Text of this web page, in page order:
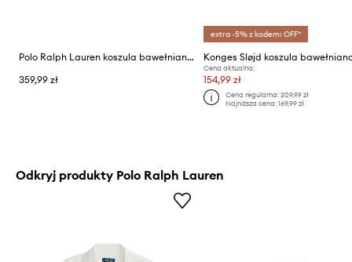
Polo Ralph Lauren koszula bawełniana dziecięca
359,99 zł
extra -5% z kodem: OFF*
Cena aktualna:
154,99 zł
Cena regularna: 209,99 zł
Najniższa cena: 169,99 zł
Odkryj produkty Polo Ralph Lauren